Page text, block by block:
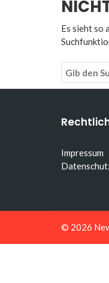
Es sieht so
Impressum
© 2026